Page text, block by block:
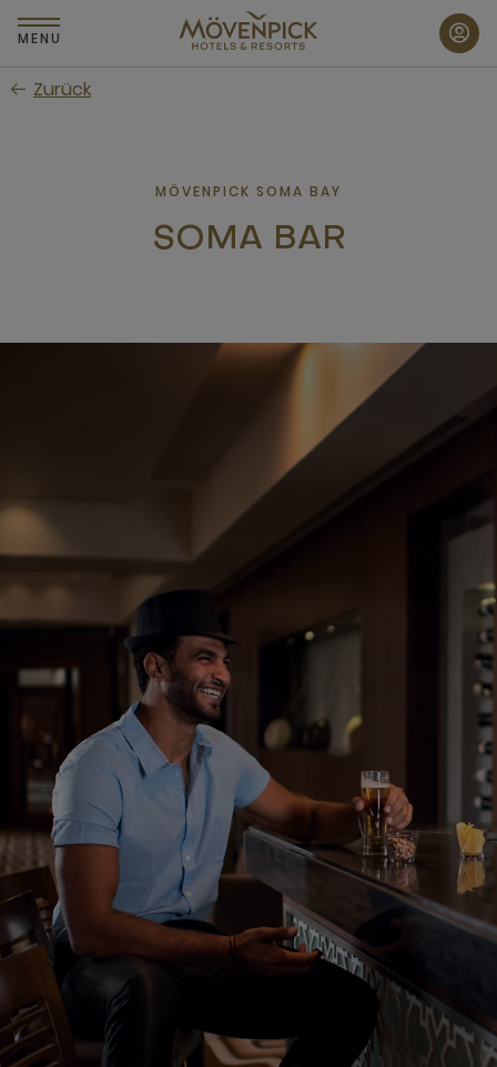
Zum
Hauptinhalt
MENU
Zurück
MÖVENPICK SOMA BAY
SOMA BAR